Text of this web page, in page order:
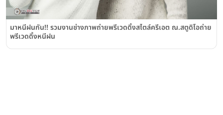
มาหนีฝนกัน!! รวมงานช่างภาพถ่ายพรีเวดดิ้งสไตล์ครีเอต ณ.สตูดิโอถ่าย
พรีเวดดิ้งหนีฝน